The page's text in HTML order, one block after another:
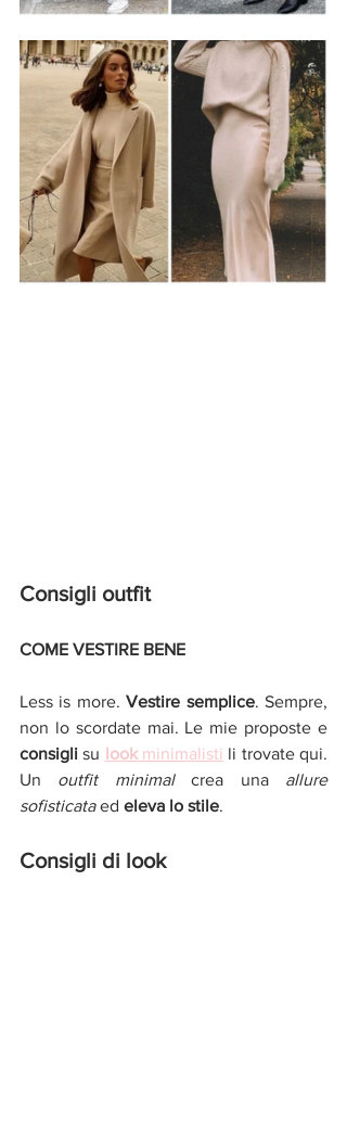
Consigli outfit
COME VESTIRE BENE
Less is more. Vestire semplice. Sempre,
consigli su look minimalisti li trovate qui.
Un outfit minimal crea una allure
sofisticata ed eleva lo stile.
Consigli di look